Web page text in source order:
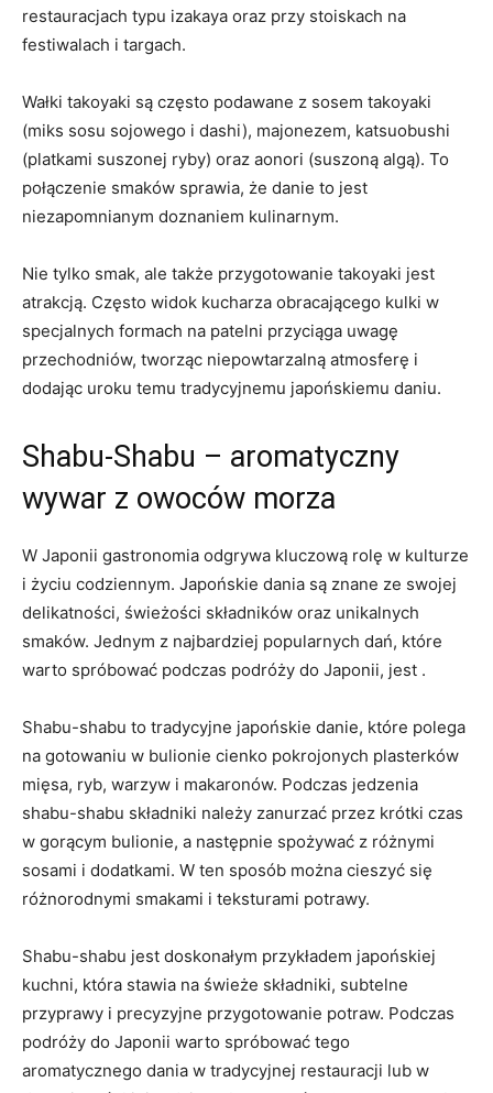
restauracjach typu izakaya oraz przy stoiskach na
festiwalach i targach.
Wałki takoyaki są często podawane z sosem takoyaki
(miks sosu sojowego i dashi), majonezem, katsuobushi
(platkami suszonej ryby) oraz aonori (suszoną algą). To
połączenie smaków sprawia, że danie to jest
niezapomnianym doznaniem kulinarnym.
Nie tylko smak, ale także przygotowanie takoyaki jest
atrakcją. Często widok kucharza obracającego kulki w
specjalnych formach na patelni przyciąga uwagę
przechodniów, tworząc niepowtarzalną atmosferę i
dodając uroku temu tradycyjnemu japońskiemu daniu.
Shabu-Shabu – aromatyczny
wywar z owoców morza
W Japonii gastronomia odgrywa kluczową rolę w kulturze
i życiu codziennym. Japońskie dania są znane ze swojej
delikatności, świeżości składników oraz unikalnych
smaków. Jednym z najbardziej popularnych dań, które
warto spróbować podczas podróży do Japonii, jest .
Shabu-shabu to tradycyjne japońskie danie, które polega
na gotowaniu w bulionie cienko pokrojonych plasterków
mięsa, ryb, warzyw i makaronów. Podczas jedzenia
shabu-shabu składniki należy zanurzać przez krótki czas
w gorącym bulionie, a następnie spożywać z różnymi
sosami i dodatkami. W ten sposób można cieszyć się
różnorodnymi smakami i teksturami potrawy.
Shabu-shabu jest doskonałym przykładem japońskiej
kuchni, która stawia na świeże składniki, subtelne
przyprawy i precyzyjne przygotowanie potraw. Podczas
podróży do Japonii warto spróbować tego
aromatycznego dania w tradycyjnej restauracji lub w